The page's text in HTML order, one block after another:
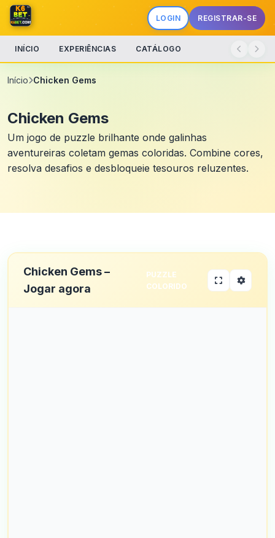
LOGIN REGISTRAR-SE
INÍCIO EXPERIÊNCIAS CATÁLOGO
Início Chicken Gems
Chicken Gems
Um jogo de puzzle brilhante onde galinhas
aventureiras coletam gemas coloridas. Combine cores,
resolva desafios e desbloqueie tesouros reluzentes.
Chicken Gems –
Jogar agora
PUZZLE
COLORIDO